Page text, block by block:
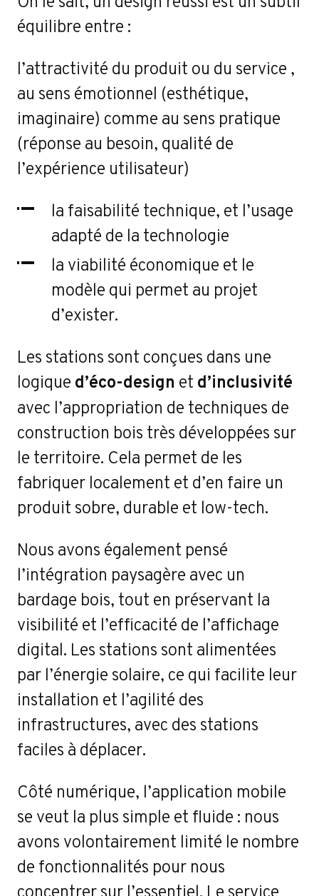
équilibre entre :
l’attractivité du produit ou du service ,
au sens émotionnel (esthétique,
imaginaire) comme au sens pratique
(réponse au besoin, qualité de
l’expérience utilisateur)
la faisabilité technique, et l’usage
adapté de la technologie
la viabilité économique et le
modèle qui permet au projet
d’exister.
Les stations sont conçues dans une
logique d’éco-design et d’inclusivité
avec l’appropriation de techniques de
construction bois très développées sur
le territoire. Cela permet de les
fabriquer localement et d’en faire un
produit sobre, durable et low-tech.
Nous avons également pensé
l’intégration paysagère avec un
bardage bois, tout en préservant la
visibilité et l’efficacité de l’affichage
digital. Les stations sont alimentées
par l’énergie solaire, ce qui facilite leur
installation et l’agilité des
infrastructures, avec des stations
faciles à déplacer.
Côté numérique, l’application mobile
se veut la plus simple et fluide : nous
avons volontairement limité le nombre
de fonctionnalités pour nous
concentrer sur l’essentiel. Le service